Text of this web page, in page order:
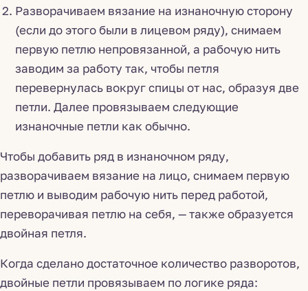
Разворачиваем вязание на изнаночную сторону
(если до этого были в лицевом ряду), снимаем
первую петлю непровязанной, а рабочую нить
заводим за работу так, чтобы петля
перевернулась вокруг спицы от нас, образуя две
петли. Далее провязываем следующие
изнаночные петли как обычно.
Чтобы добавить ряд в изнаночном ряду,
разворачиваем вязание на лицо, снимаем первую
петлю и выводим рабочую нить перед работой,
переворачивая петлю на себя, — также образуется
двойная петля.
Когда сделано достаточное количество разворотов,
двойные петли провязываем по логике ряда: